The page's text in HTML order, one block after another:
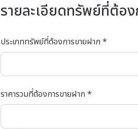
รายละเอียดทรัพย์ที่ต้อ
ประเภททรัพย์ที่ต้องการขายฝาก *
ราคารวมที่ต้องการขายฝาก *